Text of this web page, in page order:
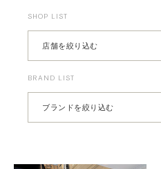
SHOP LIST
BRAND LIST